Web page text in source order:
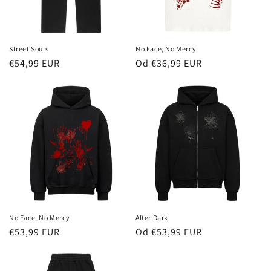
Street Souls
Redna
€54,99 EUR
No Face, No Mercy
Redna
Od €36,99 EUR
No Face, No Mercy
Redna
€53,99 EUR
After Dark
Redna
Od €53,99 EUR